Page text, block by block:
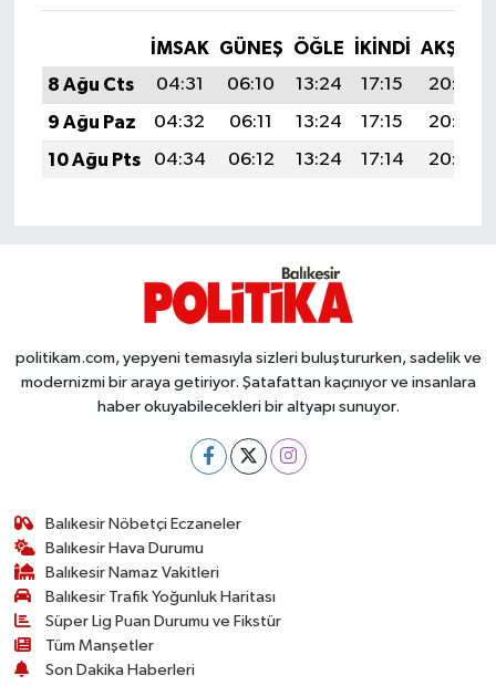
İMSAK GÜNEŞ ÖĞLE İKINDI
AKŞAM
8 Ağu Cts
04:31 06:10 13:24 17:15
20:28
9 Ağu Paz
04:32 06:11 13:24 17:15
20:27
10 Ağu Pts
04:34 06:12 13:24 17:14 20:26
politikam.com, yepyeni temasıyla sizleri buluştururken, sadelik ve
modernizmi bir araya getiriyor. Şatafattan kaçınıyor ve insanlara
haber okuyabilecekleri bir altyapı sunuyor.
Balıkesir Nöbetçi Eczaneler
Balıkesir Hava Durumu
Balıkesir Namaz Vakitleri
Balıkesir Trafik Yoğunluk Haritası
Süper Lig Puan Durumu ve Fikstür
Tüm Manşetler
Son Dakika Haberleri
Manyas
OLAY
Savaştepe
SPOR
SÜRMANŞET